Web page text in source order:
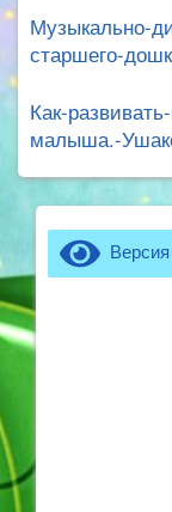
Музыкально-
старшего-
Как-
малыша.-
Версия